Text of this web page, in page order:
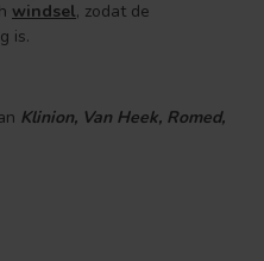
windsel, zodat de
is.
Klinion, Van Heek, Romed,